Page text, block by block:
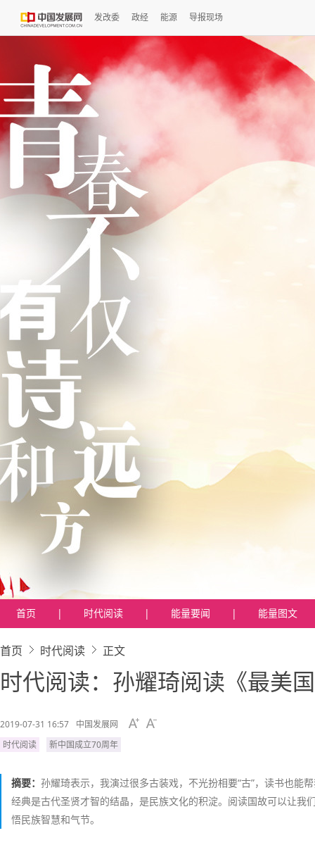
发改委 政经 能源 导报现场
首页 | 时代阅读 | 能量要闻 | 能量图文
首页 时代阅读 正文
时代阅读：孙耀琦阅读《最美
2019-07-31 16:57
中国发展网
时代阅读
新中国成立70周年
摘要： 孙耀琦表示，我演过很多古装戏，不光扮相要“古”，读书也能
经典是古代圣贤才智的结晶，是民族文化的积淀。阅读国故可以让我
悟民族智慧和气节。